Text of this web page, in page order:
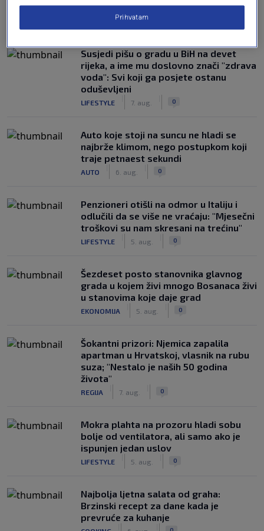
Susjedi pišu o gradu u BiH na devet
rijeka, a ime mu doslovno znači "zdrava
voda": Svi koji ga posjete ostanu
oduševljeni
LIFESTYLE 7. aug. 0
Auto koje stoji na suncu ne hladi se
najbrže klimom, nego postupkom koji
traje petnaest sekundi
AUTO 6. aug. 0
Penzioneri otišli na odmor u Italiju i
odlučili da se više ne vraćaju: "Mjesečni
troškovi su nam skresani na trećinu"
LIFESTYLE 5. aug. 0
Šezdeset posto stanovnika glavnog
grada u kojem živi mnogo Bosanaca živi
u stanovima koje daje grad
EKONOMIJA 5. aug. 0
Šokantni prizori: Njemica zapalila
apartman u Hrvatskoj, vlasnik na rubu
suza; "Nestalo je naših 50 godina
života"
REGIJA 7. aug. 0
Mokra plahta na prozoru hladi sobu
bolje od ventilatora, ali samo ako je
ispunjen jedan uslov
LIFESTYLE 5. aug. 0
Najbolja ljetna salata od graha:
Brzinski recept za dane kada je
prevruće za kuhanje
0
Prihvatam